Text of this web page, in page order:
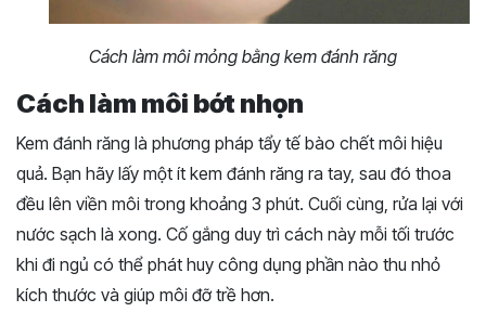
Cách làm môi mỏng bằng kem đánh răng
Cách làm môi bớt nhọn
Kem đánh răng là phương pháp tẩy tế bào chết môi hiệu
quả. Bạn hãy lấy một ít kem đánh răng ra tay, sau đó thoa
đều lên viền môi trong khoảng 3 phút. Cuối cùng, rửa lại với
nước sạch là xong. Cố gắng duy trì cách này mỗi tối trước
khi đi ngủ có thể phát huy công dụng phần nào thu nhỏ
kích thước và giúp môi đỡ trề hơn.